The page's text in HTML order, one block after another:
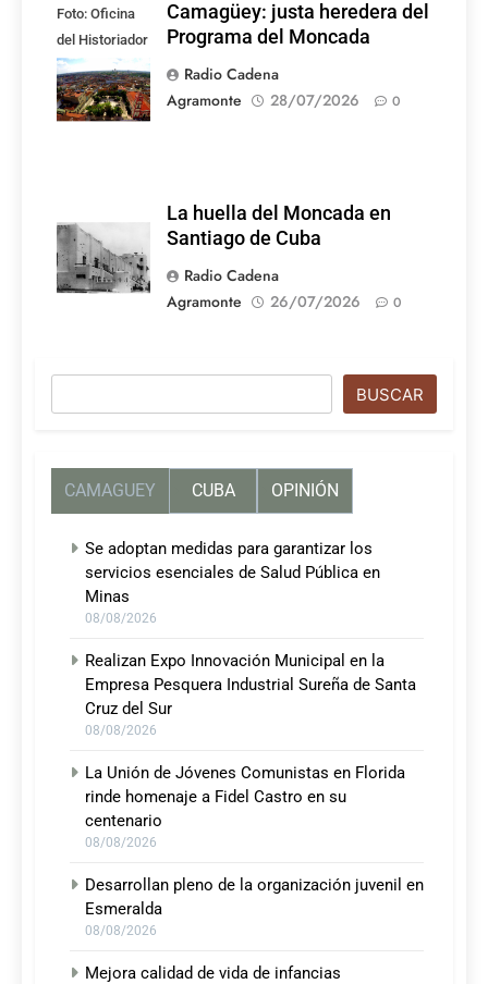
Foto: Oficina
del Historiador
de la Ciudad de
Camagüey
Camagüey: justa heredera del
Programa del Moncada
Radio Cadena
Agramonte
28/07/2026 0
La huella del Moncada en
Santiago de Cuba
Radio Cadena
Agramonte
26/07/2026 0
BUSCAR
CAMAGUEY CUBA OPINIÓN
Se adoptan medidas para garantizar los
servicios esenciales de Salud Pública en
Minas
08/08/2026
Realizan Expo Innovación Municipal en la
Empresa Pesquera Industrial Sureña de Santa
Cruz del Sur
08/08/2026
La Unión de Jóvenes Comunistas en Florida
rinde homenaje a Fidel Castro en su
centenario
08/08/2026
Desarrollan pleno de la organización juvenil en
Esmeralda
08/08/2026
Mejora calidad de vida de infancias